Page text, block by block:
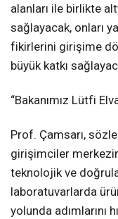
alanları ile birlikte
sağlayacak, onları
fikirlerini girişime
büyük katkı
“Bakanımız Lütfi
Prof. Çamsarı,
girişimciler
teknolojik ve
laboratuvarlarda
yolunda adımlarını